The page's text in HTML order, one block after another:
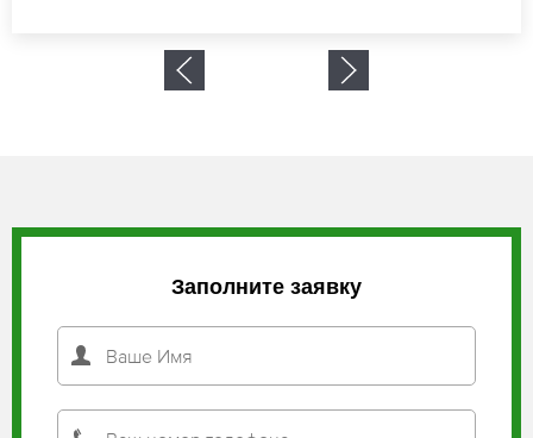
Заполните заявку